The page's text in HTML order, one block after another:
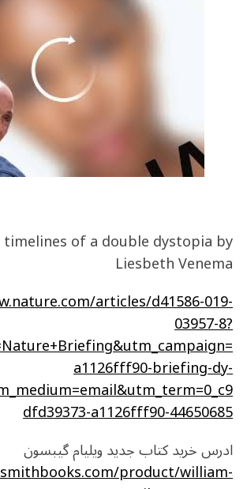
of a double dystopia by
Liesbeth Venema
articles/d41586-019-
03957-8?
a1126fff90-briefing-dy-
dfd39373-a1126fff90-44650685
ادرس خرید کتاب جدید ویلیام گیبسون
product/william-